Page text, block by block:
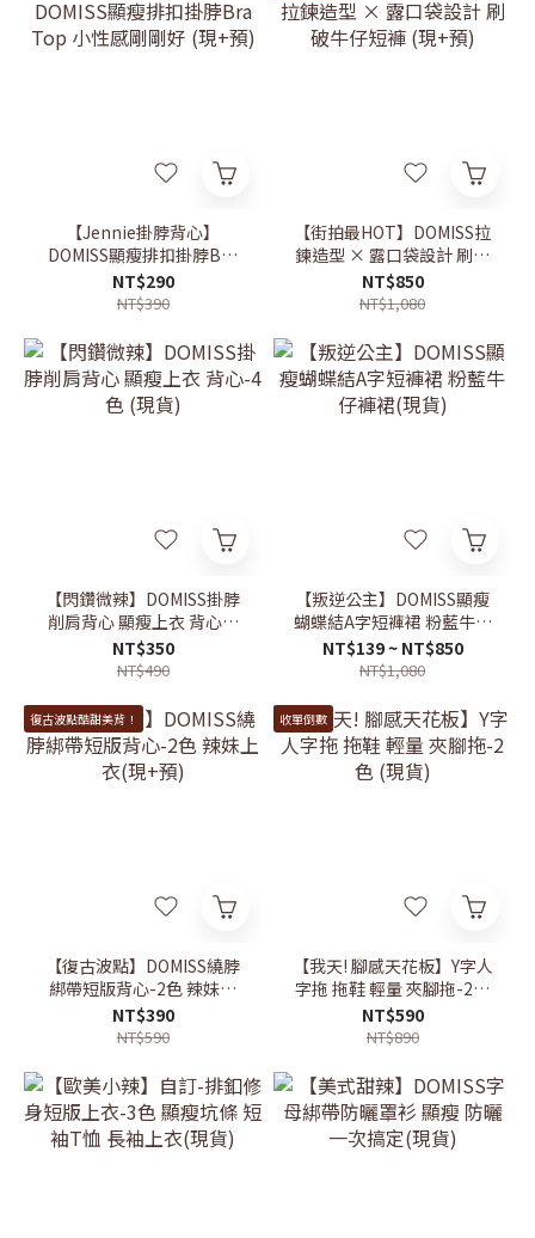
【Jennie掛脖背心】
DOMISS顯瘦排扣掛脖Bra
Top 小性感剛剛好 (現+預)
NT$290
NT$390
【街拍最HOT】DOMISS拉
鍊造型 × 露口袋設計 刷破
牛仔短褲 (現+預)
NT$850
NT$1,080
【閃鑽微辣】DOMISS掛脖
削肩背心 顯瘦上衣 背心-4
色 (現貨)
NT$350
NT$490
【叛逆公主】DOMISS顯瘦
蝴蝶結A字短褲裙 粉藍牛仔
褲裙(現貨)
NT$139 ~ NT$850
NT$1,080
復古波點酷甜美背！
【復古波點】DOMISS繞脖
綁帶短版背心-2色 辣妹上
衣(現+預)
NT$390
NT$590
收單倒數
【我天! 腳感天花板】Y字人
字拖 拖鞋 輕量 夾腳拖-2色
(現貨)
NT$590
NT$890